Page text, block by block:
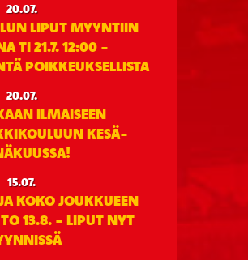
20.07.
LIPUT MYYNTIIN
TI 21.7. 12:00 -
POIKKEUKSELLISTA
20.07.
ILMAISEEN
KESÄ-
15.07.
KOKO JOUKKUEEN
13.8. - LIPUT NYT